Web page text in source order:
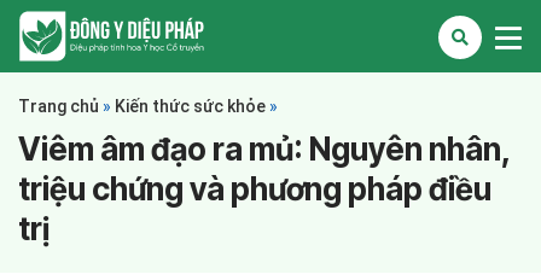
Trang chủ » Kiến thức sức khỏe »
Viêm âm đạo ra mủ: Nguyên nhân,
triệu chứng và phương pháp điều
trị